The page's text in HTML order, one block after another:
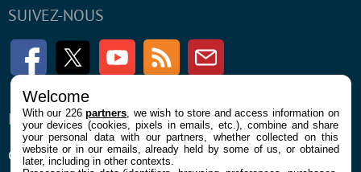
SUIVEZ-NOUS
FacebookTwitter Youtube RSS Newsletter
ENTREPRISE
Confidentialité et Cookies
À PROPOS
Contact
Welcome
With our 226partners , we wish to store and access information on
your devices (cookies, pixels in emails, etc.), combine and share
your personal data with our partners, whether collected on this
website or in our emails, already held by some of us, or obtained
later, including in other contexts.